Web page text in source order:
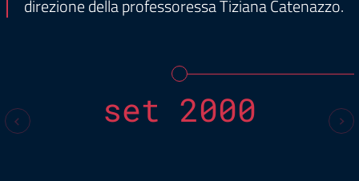
direzione della professoressa Tiziana Catenazzo.
set 2000